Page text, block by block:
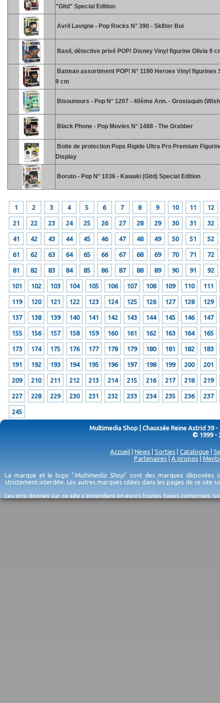
"Gitd" Special Edition
Avril Lavigne - Pop Rocks N° 390 - Sk8ter Boi
Basil, détective privé POP! Disney Vinyl figurine Olivia 9
Batman assortiment POP! N° 1190 Heroes Vinyl figurines
9 cm
Bisounours - Pop N° 1207 - 40ème Ann. - Grostaquin
Black Phone - Pop Movies N° 1488 - The Grabber
Boite de protection Pops Rigide Ultra Pro Premium
Display
Boruto - Pop N° 1036 - Kawaki (Gitd) Special Edition
1 2 3 4 5 6 7 8 9 10 11 12
21 22 23 24 25 26 27 28 29 30 31 32
41 42 43 44 45 46 47 48 49 50 51 52
61 62 63 64 65 66 67 68 69 70 71 72
81 82 83 84 85 86 87 88 89 90 91 92
101 102 103 104 105 106 107 108 109 110 111
119 120 121 122 123 124 125 126 127 128 129
137 138 139 140 141 142 143 144 145 146 147
155 156 157 158 159 160 161 162 163 164 165
173 174 175 176 177 178 179 180 181 182 183
191 192 193 194 195 196 197 198 199 200 201
209 210 211 212 213 214 215 216 217 218 219
227 228 229 230 231 232 233 234 235 236 237
245
Multimedia Shop | Chaussée Reine Astrid 39 -
© 1999 -
Accueil News Sorties Catalogue
Partenaires
A propos
La marque et le logo "Multimedia Shop" sont des marques déposées
strictement interdite. Les autres marques citées dans les pages de ce site
Les prix donnés sur ce site s'entendent en euros toutes taxes comprises,
erreurs d'encodage, et sauf épuisement du stock et/ou impossibilité de